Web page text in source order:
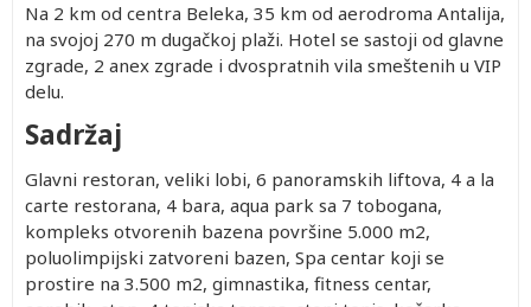
Na 2 km od centra Beleka, 35 km od aerodroma Antalija,
na svojoj 270 m dugačkoj plaži. Hotel se sastoji od glavne
zgrade, 2 anex zgrade i dvospratnih vila smeštenih u VIP
delu.
Sadržaj
Glavni restoran, veliki lobi, 6 panoramskih liftova, 4 a la
carte restorana, 4 bara, aqua park sa 7 tobogana,
kompleks otvorenih bazena površine 5.000 m2,
poluolimpijski zatvoreni bazen, Spa centar koji se
prostire na 3.500 m2, gimnastika, fitness centar,